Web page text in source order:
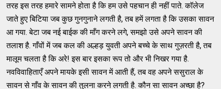
तरह इस तरह हमारे सामने होता है कि हम उसे पहचान ही नहीं पाते. कॉलेज
जाते हुए बिटिया जब कुछ गुनगुनाने लगती है, तब हमें लगता है कि उसका सावन
आ गया. बेटा जब नई बाईक की माँग करने लगे, समझो उसे अपने सावन की
तलाश है. गाँवों में जब कल की अल्हड़ युवती अपने बच्चे के साथ गुज़रती है, तब
मालूम चलता है कि अरे! इस बार इसका रूप तो और भी निखर गया है.
नवविवाहिताएँ अपने मायके इसी सावन में आती हैं, तब वह अपने ससुराल के
सावन से गाँव के सावन की तुलना करने लगती है. कौन सा सावन अच्छा है?